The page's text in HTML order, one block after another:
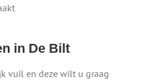
in De Bilt
vuil en deze wilt u graag